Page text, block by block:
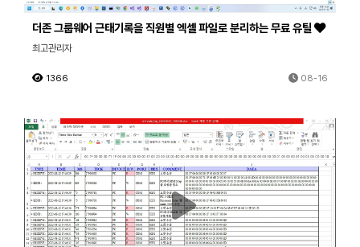
더존 그룹웨어 근태기록을 직원별 엑셀 파일로 분리하는 무료 유틸
최고관리자
1366 08-16